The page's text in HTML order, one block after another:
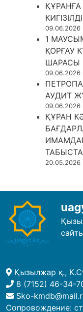
КИГІЗІЛДІ
09.06.2026
1
ҚОРҒАУ
ШАРАСЫ
09.06.2026
АУДИТ
09.06.2026
ҚҰРАН
20.05.2026
Қызылжар қ.,
8 (7152) 46-34-
Sko-
Сопровождение: